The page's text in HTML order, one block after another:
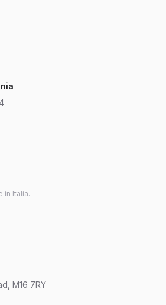
in Italia.
M16 7RY